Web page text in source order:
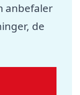
anbefaler
de